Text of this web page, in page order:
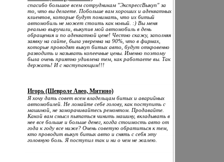
спасибо большое всем сотрудникам "ЭкспрессВыкуп" за
то, что вы делаете. Побольше вам хороших и адекватных
клиентов, которые будут понимать, что их битый
автомобиль не может стоить как новый. :) Вы меня
реально выручили, выкупив мой автомобиль в день
обращения и по адекватной цене! Честно скажу, заполняя
заявку на сайте, была уверенна на 90%, что в фирмах,
которые проводят выкуп битых авто, будут откровенно
разводить и называть копеечные цены. Именно поэтому
была очень приятно удивлена тем, как работаете вы. Так
держать! И с наступающим!!!
Игорь (Шевроле Авео, Митино)
Я хочу дать совет всем владельцам битых и аварийных
автомобилей. Не ломайте себе голову, как поступить с
машиной, не заморачивайтесь ремонтом. Продавайте.
Какой вам смысл пытаться чинить машину, вкладывать в
нее все больше и больше денег, когда стоимость авто от
года к году все ниже? Очень советую обратиться к тем,
кто проводит выкуп битых авто и снять с себя эту
головную боль. Я поступил так и ни о чем не жалею.